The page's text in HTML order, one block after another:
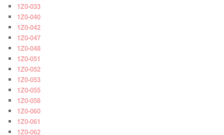
1Z0-033
1Z0-040
1Z0-042
1Z0-047
1Z0-048
1Z0-051
1Z0-052
1Z0-053
1Z0-055
1Z0-058
1Z0-060
1Z0-061
1Z0-062